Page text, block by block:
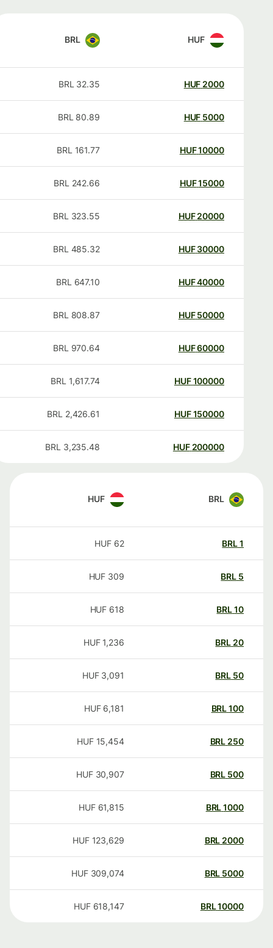
HUF
BRL
2000
HUF
32.35
BRL
5000
HUF
80.89
BRL
10000
HUF
161.77
BRL
15000
HUF
242.66
BRL
20000
HUF
323.55
BRL
30000
HUF
485.32
BRL
40000
HUF
647.10
BRL
50000
HUF
808.87
BRL
60000
HUF
970.64
BRL
100000
HUF
1,617.74
BRL
150000
HUF
2,426.61
BRL
200000
HUF
3,235.48
BRL
BRL
HUF
BRL
62
HUF
BRL
309
HUF
BRL
618
HUF
20
BRL
1,236
HUF
50
BRL
3,091
HUF
100
BRL
6,181
HUF
250
BRL
15,454
HUF
500
BRL
30,907
HUF
1000
BRL
61,815
HUF
2000
BRL
123,629
HUF
5000
BRL
309,074
HUF
10000
BRL
618,147
HUF